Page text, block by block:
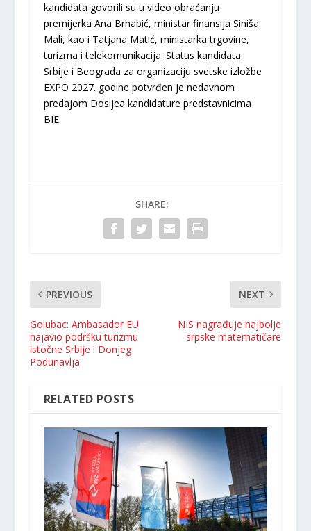
kandidata govorili su u video obraćanju
premijerka Ana Brnabić, ministar finansija Siniša
Mali, kao i Tatjana Matić, ministarka trgovine,
turizma i telekomunikacija. Status kandidata
Srbije i Beograda za organizaciju svetske izložbe
EXPO 2027. godine potvrđen je nedavnom
predajom Dosijea kandidature predstavnicima
BIE.
SHARE:
PREVIOUS
Golubac: Ambasador EU
najavio podršku turizmu
istočne Srbije i Donjeg
Podunavlja
NEXT
NIS nagrađuje najbolјe
srpske matematičare
RELATED POSTS